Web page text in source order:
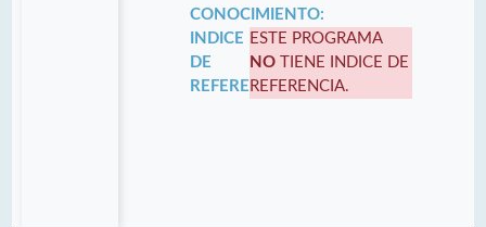
CONOCIMIENTO:
INDICE
DE
REFERENCIA:
ESTE PROGRAMA
NO TIENE INDICE DE
REFERENCIA.